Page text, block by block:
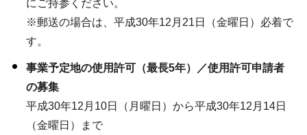
にご持参ください。
※郵送の場合は、平成30年12月21日（金曜日）必着で
す。
事業予定地の使用許可（最長5年）／使用許可申請者
の募集
平成30年12月10日（月曜日）から平成30年12月14日
（金曜日）まで